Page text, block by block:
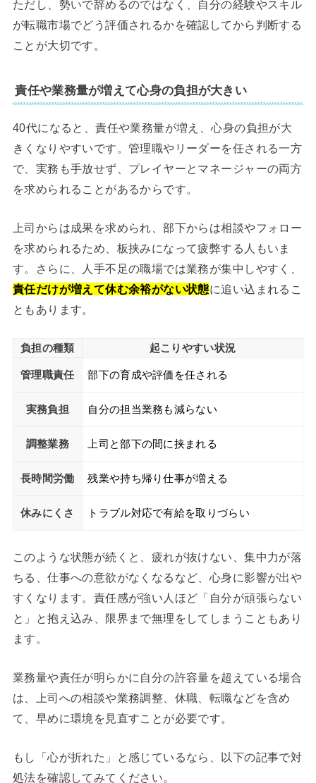
ただし、勢いで辞めるのではなく、自分の経験やスキル
が転職市場でどう評価されるかを確認してから判断する
ことが大切です。
責任や業務量が増えて心身の負担が大きい
40代になると、責任や業務量が増え、心身の負担が大
きくなりやすいです。管理職やリーダーを任される一方
で、実務も手放せず、プレイヤーとマネージャーの両方
を求められることがあるからです。
上司からは成果を求められ、部下からは相談やフォロー
を求められるため、板挟みになって疲弊する人もいま
す。さらに、人手不足の職場では業務が集中しやすく、
責任だけが増えて休む余裕がない状態に追い込まれるこ
ともあります。
負担の種類 起こりやすい状況
管理職責任 部下の育成や評価を任される
実務負担 自分の担当業務も減らない
調整業務 上司と部下の間に挟まれる
長時間労働 残業や持ち帰り仕事が増える
休みにくさ トラブル対応で有給を取りづらい
このような状態が続くと、疲れが抜けない、集中力が落
ちる、仕事への意欲がなくなるなど、心身に影響が出や
すくなります。責任感が強い人ほど「自分が頑張らない
と」と抱え込み、限界まで無理をしてしまうこともあり
ます。
業務量や責任が明らかに自分の許容量を超えている場合
は、上司への相談や業務調整、休職、転職などを含め
て、早めに環境を見直すことが必要です。
もし「心が折れた」と感じているなら、以下の記事で対
処法を確認してみてください。